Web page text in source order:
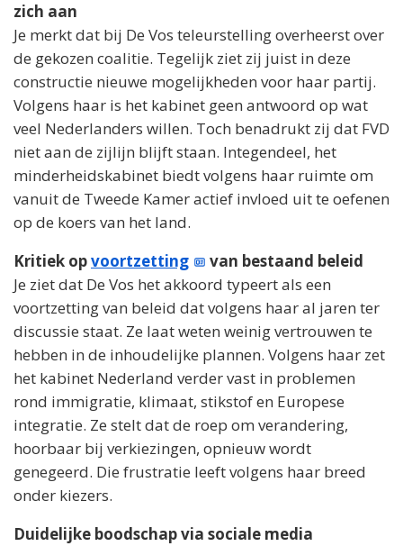
zich aan
Je merkt dat bij De Vos teleurstelling overheerst over
de gekozen coalitie. Tegelijk ziet zij juist in deze
constructie nieuwe mogelijkheden voor haar partij.
Volgens haar is het kabinet geen antwoord op wat
veel Nederlanders willen. Toch benadrukt zij dat FVD
niet aan de zijlijn blijft staan. Integendeel, het
minderheidskabinet biedt volgens haar ruimte om
vanuit de Tweede Kamer actief invloed uit te oefenen
op de koers van het land.
Kritiek opvoortzetting
van bestaand beleid
Je ziet dat De Vos het akkoord typeert als een
voortzetting van beleid dat volgens haar al jaren ter
discussie staat. Ze laat weten weinig vertrouwen te
hebben in de inhoudelijke plannen. Volgens haar zet
het kabinet Nederland verder vast in problemen
rond immigratie, klimaat, stikstof en Europese
integratie. Ze stelt dat de roep om verandering,
hoorbaar bij verkiezingen, opnieuw wordt
genegeerd. Die frustratie leeft volgens haar breed
onder kiezers.
Duidelijke boodschap via sociale media